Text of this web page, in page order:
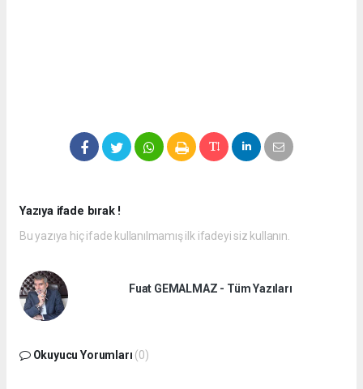
Yazıya ifade bırak !
Bu yazıya hiç ifade kullanılmamış ilk ifadeyi siz kullanın.
Fuat GEMALMAZ - Tüm Yazıları
Okuyucu Yorumları (0)